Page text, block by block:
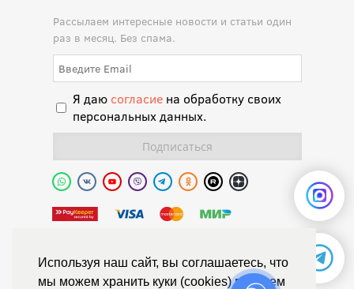
Используя наш сайт, вы соглашаетесь, что
мы можем хранить куки (cookies) в вашем
Рассылаем интересные новости и статьи один
раз в месяц. Без спама.
Я даю согласиена обработку своих
персональных данных.
Полиуретановая долина.